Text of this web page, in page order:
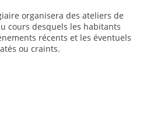
organisera des ateliers de
cours desquels les habitants
récents et les éventuels
ou craints.